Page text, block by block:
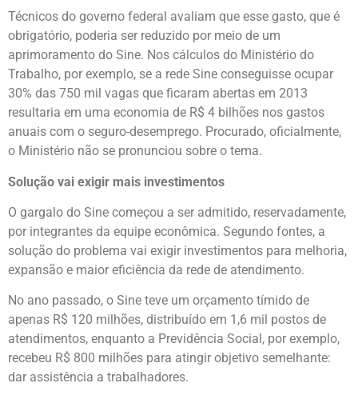
Técnicos do governo federal avaliam que esse gasto, que é
obrigatório, poderia ser reduzido por meio de um
aprimoramento do Sine. Nos cálculos do Ministério do
Trabalho, por exemplo, se a rede Sine conseguisse ocupar
30% das 750 mil vagas que ficaram abertas em 2013
resultaria em uma economia de R$ 4 bilhões nos gastos
anuais com o seguro-desemprego. Procurado, oficialmente,
o Ministério não se pronunciou sobre o tema.
Solução vai exigir mais investimentos
O gargalo do Sine começou a ser admitido, reservadamente,
por integrantes da equipe econômica. Segundo fontes, a
solução do problema vai exigir investimentos para melhoria,
expansão e maior eficiência da rede de atendimento.
No ano passado, o Sine teve um orçamento tímido de
apenas R$ 120 milhões, distribuído em 1,6 mil postos de
atendimentos, enquanto a Previdência Social, por exemplo,
recebeu R$ 800 milhões para atingir objetivo semelhante:
dar assistência a trabalhadores.